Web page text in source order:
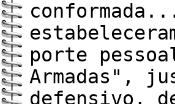
porte
Armadas",
defensivo,